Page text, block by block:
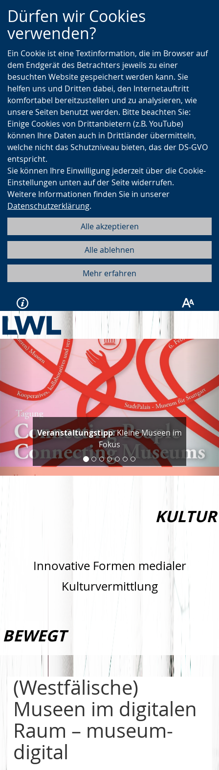
Zur
Hauptnavigation
Zur
Seitennavigation
Zum
Inhalt
Dürfen wir Cookies
verwenden?
Ein Cookie ist eine Textinformation, die im Browser auf
dem Endgerät des Betrachters jeweils zu einer
besuchten Website gespeichert werden kann. Sie
helfen uns und Dritten dabei, den Internetauftritt
komfortabel bereitzustellen und zu analysieren, wie
unsere Seiten benutzt werden. Bitte beachten Sie:
Einige Cookies von Drittanbietern (z.B. YouTube)
können Ihre Daten auch in Drittländer übermitteln,
welche nicht das Schutzniveau bieten, das der DS-GVO
entspricht.
Sie können Ihre Einwilligung jederzeit über die Cookie-
Einstellungen unten auf der Seite widerrufen.
Weitere Informationen finden Sie in unserer
Datenschutzerklärung.
Alle akzeptieren
Alle ablehnen
Mehr erfahren
Nachgehört:"People. Change.
Museums."
Vorherige
KULTUR
Innovative Formen medialer
Kulturvermittlung
BEWEGT
(Westfälische)
Museen im digitalen
Raum – museum-
digital